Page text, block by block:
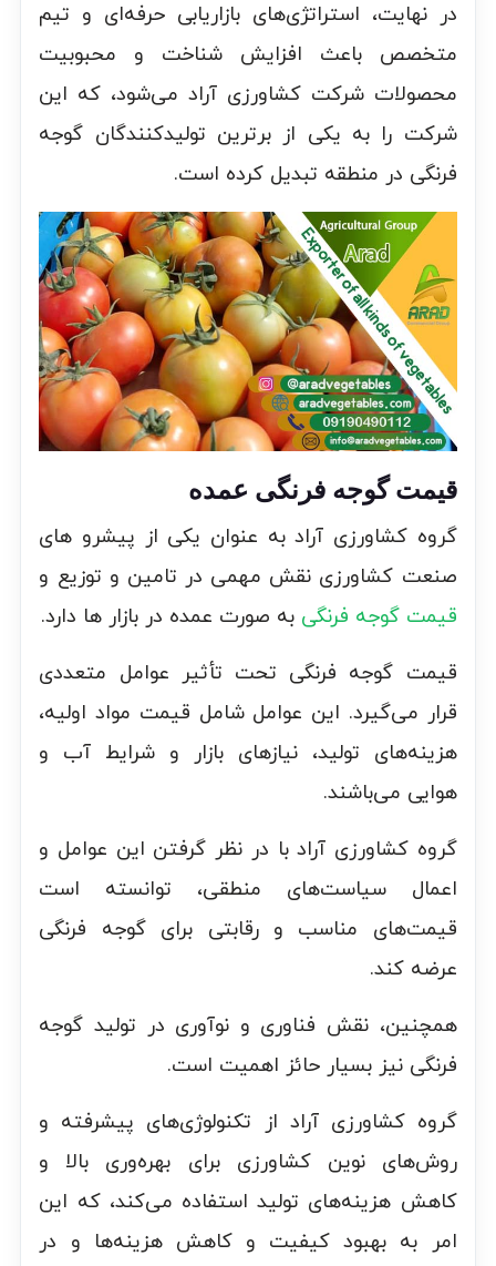
در نهایت، استراتژی‌های بازاریابی حرفه‌ای و تیم
متخصص باعث افزایش شناخت و محبوبیت
محصولات شرکت کشاورزی آراد می‌شود، که این
شرکت را به یکی از برترین تولیدکنندگان گوجه
فرنگی در منطقه تبدیل کرده است.
قیمت گوجه فرنگی عمده
گروه کشاورزی آراد به عنوان یکی از پیشرو های
صنعت کشاورزی نقش مهمی در تامین و توزیع و
قیمت گوجه فرنگی به صورت عمده در بازار ها دارد.
قیمت گوجه فرنگی تحت تأثیر عوامل متعددی
قرار می‌گیرد. این عوامل شامل قیمت مواد اولیه،
هزینه‌های تولید، نیازهای بازار و شرایط آب و
هوایی می‌باشند.
گروه کشاورزی آراد با در نظر گرفتن این عوامل و
اعمال سیاست‌های منطقی، توانسته است
قیمت‌های مناسب و رقابتی برای گوجه فرنگی
عرضه کند.
همچنین، نقش فناوری و نوآوری در تولید گوجه
فرنگی نیز بسیار حائز اهمیت است.
گروه کشاورزی آراد از تکنولوژی‌های پیشرفته و
روش‌های نوین کشاورزی برای بهره‌وری بالا و
کاهش هزینه‌های تولید استفاده می‌کند، که این
امر به بهبود کیفیت و کاهش هزینه‌ها و در